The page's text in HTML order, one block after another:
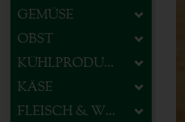
GEMÜSE
OBST
KÜHLPRODUKTE
KÄSE
FLEISCH & WURST